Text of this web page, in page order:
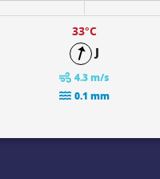
33°C
J
4.3 m/s
0.1 mm